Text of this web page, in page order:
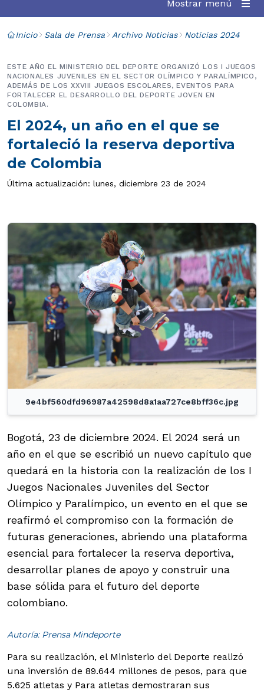
Mostrar menú
Inicio Sala de Prensa Archivo Noticias Noticias 2024
El 2024, un año en el que se
fortaleció la reserva deportiva
de Colombia
ESTE AÑO EL MINISTERIO DEL DEPORTE ORGANIZÓ LOS I JUEGOS
NACIONALES JUVENILES EN EL SECTOR OLÍMPICO Y PARALÍMPICO,
ADEMÁS DE LOS XXVIII JUEGOS ESCOLARES, EVENTOS PARA
FORTALECER EL DESARROLLO DEL DEPORTE JOVEN EN
COLOMBIA.
Última actualización: lunes, diciembre 23 de 2024
9e4bf560dfd96987a42598d8a1aa727ce8bff36c.jpg
Bogotá, 23 de diciembre 2024. El 2024 será un
año en el que se escribió un nuevo capítulo que
quedará en la historia con la realización de los I
Juegos Nacionales Juveniles del Sector
Olímpico y Paralímpico, un evento en el que se
reafirmó el compromiso con la formación de
futuras generaciones, abriendo una plataforma
esencial para fortalecer la reserva deportiva,
desarrollar planes de apoyo y construir una
base sólida para el futuro del deporte
colombiano.
Autoría: Prensa Mindeporte
Para su realización, el Ministerio del Deporte realizó
una inversión de 89.644 millones de pesos, para que
5.625 atletas y Para atletas demostraran sus